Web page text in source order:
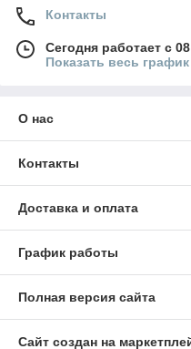
Контакты
Сегодня работает с
Показать весь
О нас
Контакты
Доставка и оплата
График работы
Полная версия сайта
Сайт создан на